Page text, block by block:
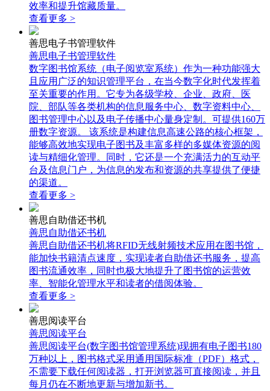
效率和提升馆藏质量。
查看更多 >
善思电子书管理软件
善思电子书管理软件
数字图书馆系统（电子阅览室系统）作为一种功能强大
且应用广泛的知识管理平台，在当今数字化时代发挥着
至关重要的作用。它专为各级学校、企业、政府、医
院、部队等各类机构的信息服务中心、数字资料中心、
图书管理中心以及电子传播中心量身定制。可提供160万
册数字资源。 该系统是构建信息高速公路的核心框架，
能够高效地实现电子图书及丰富多样的多媒体资源的阅
读与精细化管理。同时，它还是一个充满活力的互动平
台及信息门户，为信息的发布和资源的共享提供了便捷
的渠道。
查看更多 >
善思自助借还书机
善思自助借还书机
善思自助借还书机将RFID无线射频技术应用在图书馆，
能加快书籍清点速度，实现读者自助借还书服务，提高
图书流通效率，同时也极大地提升了图书馆的运营效
率、智能化管理水平和读者的借阅体验。
查看更多 >
善思阅读平台
善思阅读平台
善思阅读平台(数字图书馆管理系统)现拥有电子图书180
万种以上，图书格式采用通用国际标准（PDF）格式，
不需要下载任何阅读器，打开浏览器可直接阅读，并且
每月仍在不断地更新与增加新书。